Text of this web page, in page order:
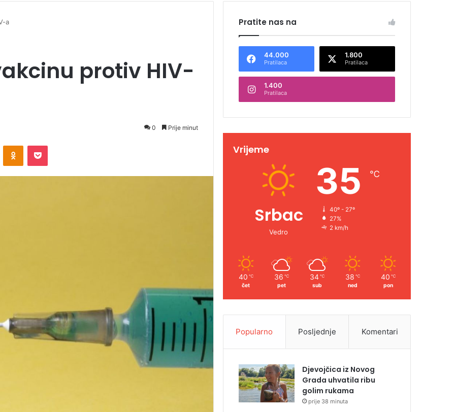
a
protiv HIV-
0 Prije minut
Pratite nas na
44.000
Pratilaca
1.800
Pratilaca
1.400
Pratilaca
Vrijeme
Srbac
Vedro
35 ℃
40º - 27º
27%
2 km/h
40 ℃
čet
36 ℃
pet
34 ℃
sub
38 ℃
ned
40 ℃
pon
Popularno Posljednje Komentari
Djevojčica iz Novog
Grada uhvatila ribu
golim rukama
prije 38 minuta